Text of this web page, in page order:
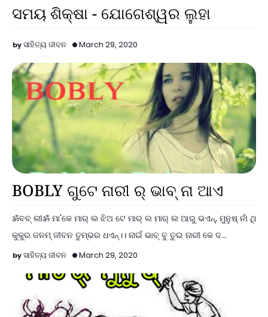
ସମୟ ଶିକ୍ଷା - ଯୋଗେଶ୍ୱର ଲୁହା
ସାହିତ୍ୟ ଜୀବନ March 29, 2020
BOBLY ଗୁଟେ ନାରୀ ର୍ ଭାବ୍ ନା ଆଏ
ॐବବ୍ ଲୀॐ ମା'କେ ମାର୍ ଲ ଝିଅ ଟେ ମାର୍ ଲ ମାର୍ ଲ ଆରୁ ଭଏନ୍, ମୁନୁଷ୍ ନାଁ ଥି
କୁକୁର ଜନମ୍ ଜୀବନ ତୁମ୍ଭର ଧଏନ୍।। ନାଇଁ ଭାବ୍ ବୁ ତୁଇ ନାରୀ କେ ଦ…
ସାହିତ୍ୟ ଜୀବନ March 29, 2020